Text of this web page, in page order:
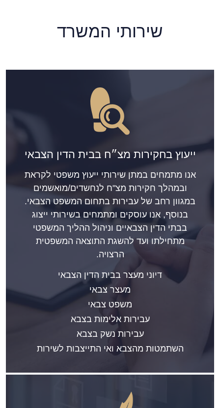
שירותי המשרד
ייעוץ בחקירות מצ״ח בבית הדין הצבאי
אנו מתמחים במתן שירותי ייעוץ משפטי לקראת
ובמהלך חקירות מצ"ח לנחשדים/מואשמים
במגוון רחב של עבירות בתחום המשפט הצבאי.
בנוסף, אנו עוסקים ומתמחים בשירותי ייצוג
בבתי הדין הצבאיים וניהול ההליך המשפטי
מתחילתו ועד להשגת התוצאה המשפטית
הרצויה.
דיוני מעצר בבית הדין הצבאי
מעצר צבאי
משפט צבאי
עבירות אלימות בצבא
עבירות נשק בצבא
השתמטות מהצבא ואי התייצבות לשירות